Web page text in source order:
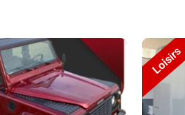
Loisirs